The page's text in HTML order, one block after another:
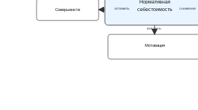
Совершенств
Нормативная
себестоимость
Мотивация
оптимить снижение
вовлечь